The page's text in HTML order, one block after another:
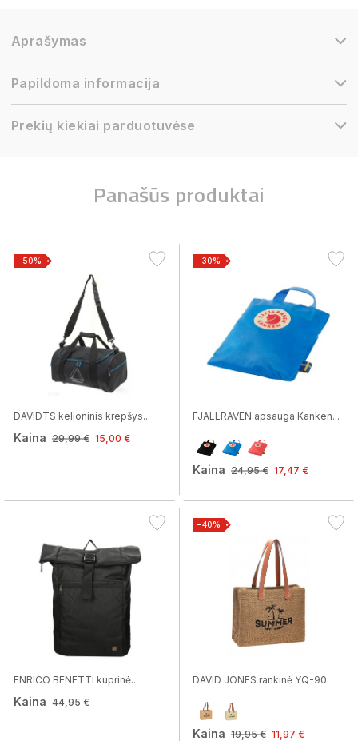
Aprašymas
Papildoma informacija
Prekių kiekiai parduotuvėse
Panašūs produktai
−50%
DAVIDTS kelioninis krepšys...
Kaina 29,99 € 15,00 €
−30%
FJALLRAVEN apsauga Kanken...
Kaina 24,95 € 17,47 €
ENRICO BENETTI kuprinė...
Kaina 44,95 €
−40%
DAVID JONES rankinė YQ-90
Kaina 19,95 € 11,97 €